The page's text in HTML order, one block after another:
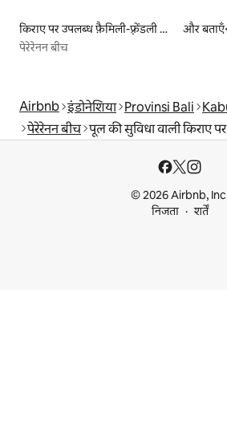
किराए पर उपलब्ध फ़ैमिली-फ़्रेंडली लिस्टिंग
पेरेरेनन बीच
और बताएँ
Airbnb इंडोनेशिया Provinsi Bali
पेरेरेनन बीच पूल की सुविधा वाली किराए
© 2026 Airbnb,
निजता
शर्तें